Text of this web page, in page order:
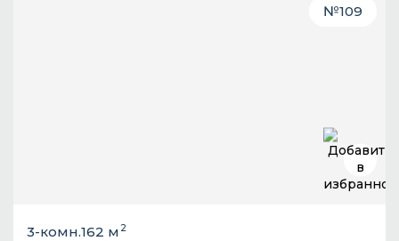
№109
3-комн.162 м 2